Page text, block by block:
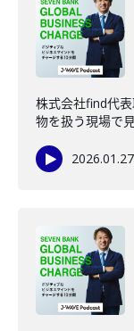
株式会社find代
物を扱う現場で
2026.01.27